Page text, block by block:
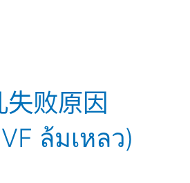
败原因
ล้มเหลว)